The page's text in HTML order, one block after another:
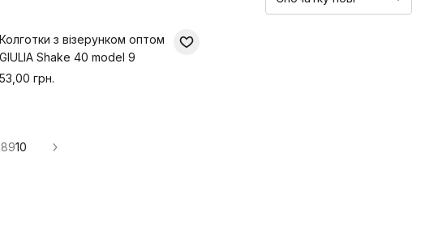
Колготки з візерунком оптом
GIULIA Shake 40 model 9
53,00 грн.
8910